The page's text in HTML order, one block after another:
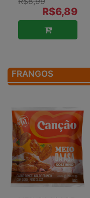
R$6,89
FRANGOS